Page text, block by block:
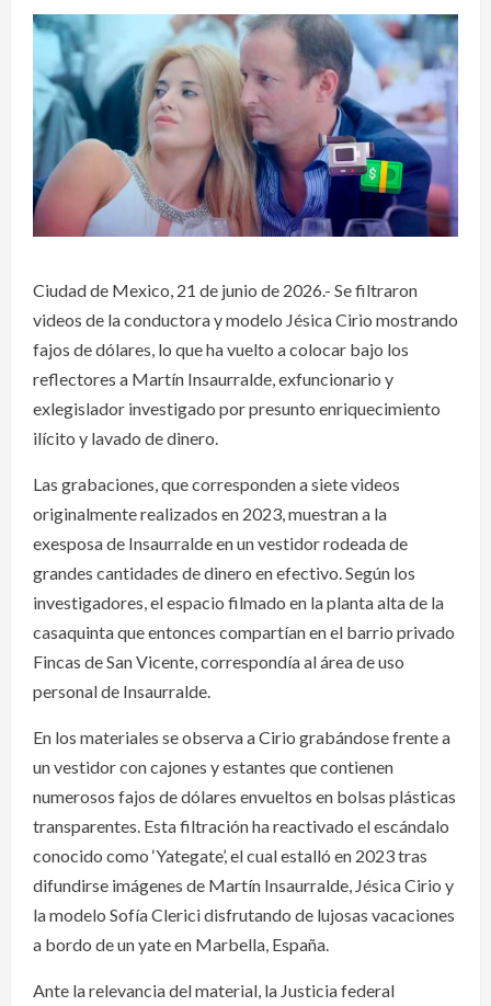
Ciudad de Mexico, 21 de junio de 2026.- Se filtraron
videos de la conductora y modelo Jésica Cirio mostrando
fajos de dólares, lo que ha vuelto a colocar bajo los
reflectores a Martín Insaurralde, exfuncionario y
exlegislador investigado por presunto enriquecimiento
ilícito y lavado de dinero.
Las grabaciones, que corresponden a siete videos
originalmente realizados en 2023, muestran a la
exesposa de Insaurralde en un vestidor rodeada de
grandes cantidades de dinero en efectivo. Según los
investigadores, el espacio filmado en la planta alta de la
casaquinta que entonces compartían en el barrio privado
Fincas de San Vicente, correspondía al área de uso
personal de Insaurralde.
En los materiales se observa a Cirio grabándose frente a
un vestidor con cajones y estantes que contienen
numerosos fajos de dólares envueltos en bolsas plásticas
transparentes. Esta filtración ha reactivado el escándalo
conocido como ‘Yategate’, el cual estalló en 2023 tras
difundirse imágenes de Martín Insaurralde, Jésica Cirio y
la modelo Sofía Clerici disfrutando de lujosas vacaciones
a bordo de un yate en Marbella, España.
Ante la relevancia del material, la Justicia federal